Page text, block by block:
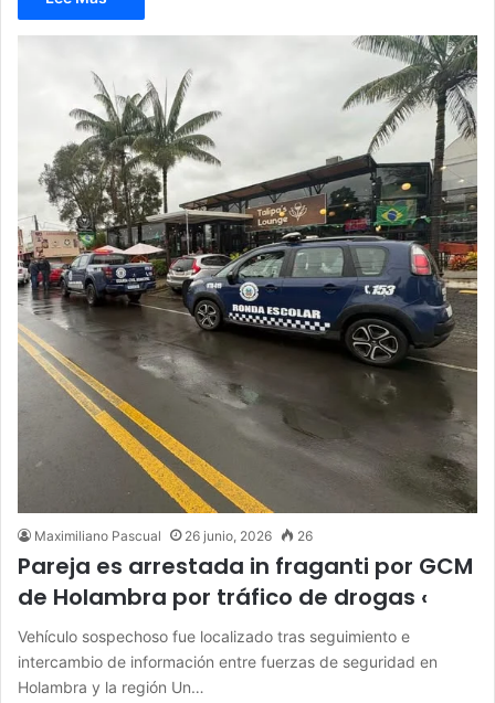
Maximiliano Pascual 26 junio, 2026 26
Pareja es arrestada in fraganti por GCM
de Holambra por tráfico de drogas ‹
Vehículo sospechoso fue localizado tras seguimiento e
intercambio de información entre fuerzas de seguridad en
Holambra y la región Un…